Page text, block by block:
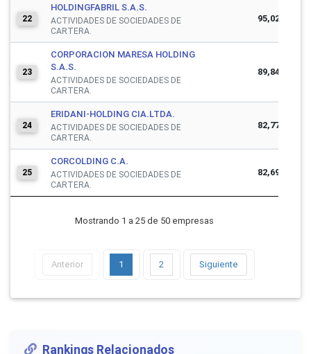
22
HOLDINGFABRIL S.A.S.
ACTIVIDADES DE SOCIEDADES DE
CARTERA.
95,025,539
23
CORPORACION MARESA HOLDING
S.A.S.
ACTIVIDADES DE SOCIEDADES DE
CARTERA.
89,848,337
24
ERIDANI-HOLDING CIA.LTDA.
ACTIVIDADES DE SOCIEDADES DE
CARTERA.
82,776,234
25
CORCOLDING C.A.
ACTIVIDADES DE SOCIEDADES DE
CARTERA.
82,693,686
Mostrando 1 a 25 de 50 empresas
Anterior 1 2 Siguiente
Rankings Relacionados